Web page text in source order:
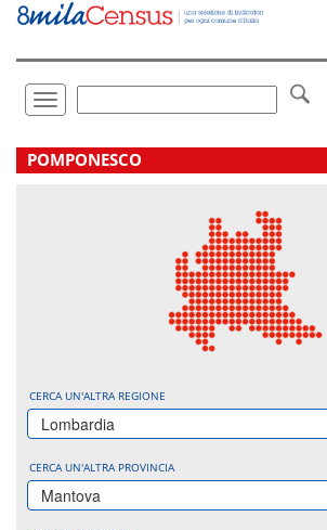
Vai
direttamente
Toggle
navigation
.
POMPONESCO
CERCA UN'ALTRA REGIONE
Lombardia
CERCA UN'ALTRA PROVINCIA
Mantova